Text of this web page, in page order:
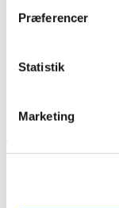
Præferencer
Statistik
MarketingElbilers